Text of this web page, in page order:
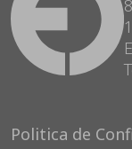
Politica de